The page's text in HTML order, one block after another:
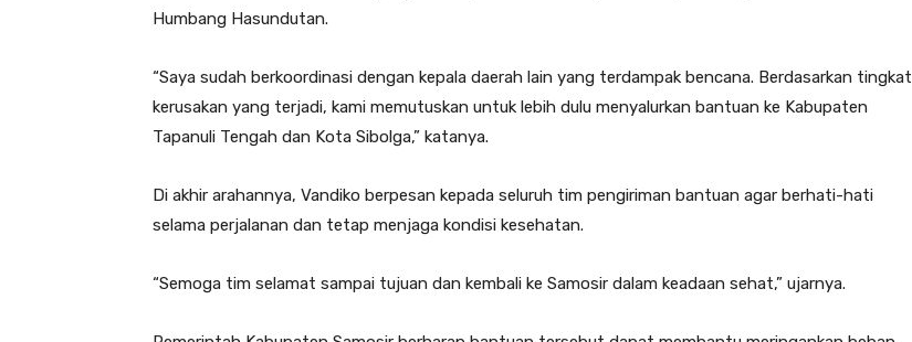
Humbang Hasundutan.
“Saya sudah berkoordinasi dengan kepala daerah lain yang terdampak bencana. Berdasarkan tingkat
kerusakan yang terjadi, kami memutuskan untuk lebih dulu menyalurkan bantuan ke Kabupaten
Tapanuli Tengah dan Kota Sibolga,” katanya.
Di akhir arahannya, Vandiko berpesan kepada seluruh tim pengiriman bantuan agar berhati-hati
selama perjalanan dan tetap menjaga kondisi kesehatan.
“Semoga tim selamat sampai tujuan dan kembali ke Samosir dalam keadaan sehat,” ujarnya.